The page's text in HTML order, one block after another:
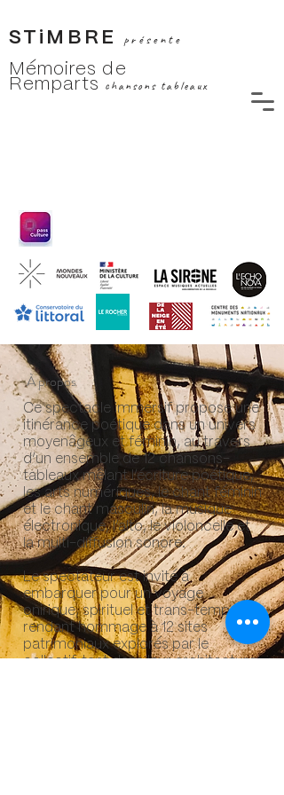
STiMBRE présente
Mémoires de
Remparts chansons tableaux
À propos
Ce spectacle immersif propose une
itinérance poétique dans un univers
moyenâgeux et féminin, au travers
d’un ensemble de 12 chansons-
tableaux mêlant l’écriture poétique,
les arts numériques, le chant féminin
et le chant masculin, la musique
électronique, l’alto, le violoncelle et
la multi-diffusion sonore.
Le spectateur est invité à
embarquer pour un voyage
onirique, spirituel et trans-temporel
rendant hommage à 12 sites
patrimoniaux explorés par le
collectif, tant dans leur architecture